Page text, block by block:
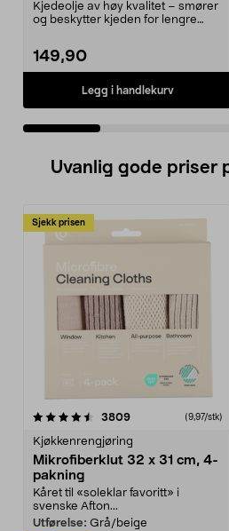
Kjedeolje av høy kvalitet – smører
og beskytter kjeden for lengre
149,90
Legg i handlekurv
Uvanlig gode priser
Sjekk prisen
3809anmeldelser(9,97/stk)
Kjøkkenrengjøring
Mikrofiberklut 32 x 31 cm, 4-
pakning
Kåret til «soleklar favoritt» i
svenske Afton...
Utførelse: Grå/beige
4.5av 5 stjerner